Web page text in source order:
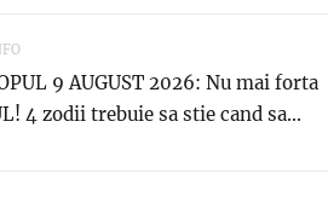
9 AUGUST 2026: Nu mai forta
4 zodii trebuie sa stie cand sa...